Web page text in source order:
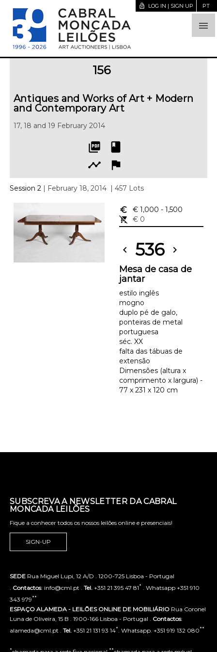

lock_open LOG IN | SIGN UP PT
156
Antiques and Works of Art + Modern
and Contemporary Art
17, 18 and 19 February 2014
picture_as_pdf
book
timeline
flag
Session 2 | February 18, 2014 | 457 Lots
euro_symbol € 1,000 - 1,500
remove_shopping_cart
€ 0
chevron_left 536 chevron_right
Mesa de casa de
jantar
estilo inglês
mogno
duplo pé de galo,
ponteiras de metal
portuguesa
séc. XX
falta das tábuas de
extensão
Dimensões (altura x
comprimento x largura) -
77 x 231 x 120 cm
SUBSCREVA A NEWSLETTER DA CABRAL
MONCADA LEILÕES
Fique a conhecer todos os nossos leilões online e presenciais!
SIGN-UP
SEDE Rua Miguel Lupi, 12 A/D . 1200-725 Lisboa - Portugal
Contactos: info@cml.pt . Tel. +351 21 395 47 81* . Whatsapp +351 910
343 979**
ESPAÇO ALAMEDA - LEILÕES ONLINE DE MOBILIÁRIO Rua Coronel
Luna de Oliveira, 15 B . 1900-166 Lisboa - Portugal . Contactos:
alameda@cml.pt . Tel. +351 21 131 93 14* . Whatsapp. +351 919 132 080**
* **